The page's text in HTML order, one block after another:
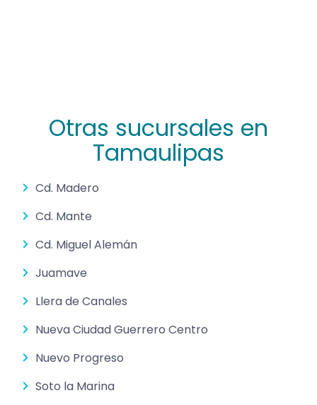
Otras sucursales en
Tamaulipas
Cd. Madero
Cd. Mante
Cd. Miguel Alemán
Juamave
Llera de Canales
Nueva Ciudad Guerrero Centro
Nuevo Progreso
Soto la Marina